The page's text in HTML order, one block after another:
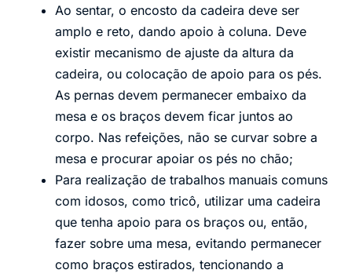
Ao sentar, o encosto da cadeira deve ser
amplo e reto, dando apoio à coluna. Deve
existir mecanismo de ajuste da altura da
cadeira, ou colocação de apoio para os pés.
As pernas devem permanecer embaixo da
mesa e os braços devem ficar juntos ao
corpo. Nas refeições, não se curvar sobre a
mesa e procurar apoiar os pés no chão;
Para realização de trabalhos manuais comuns
com idosos, como tricô, utilizar uma cadeira
que tenha apoio para os braços ou, então,
fazer sobre uma mesa, evitando permanecer
como braços estirados, tencionando a